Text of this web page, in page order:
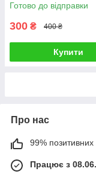
Готово до відправки
300 ₴ 400 ₴
Купити
Про нас
99% позитивних
Працює з